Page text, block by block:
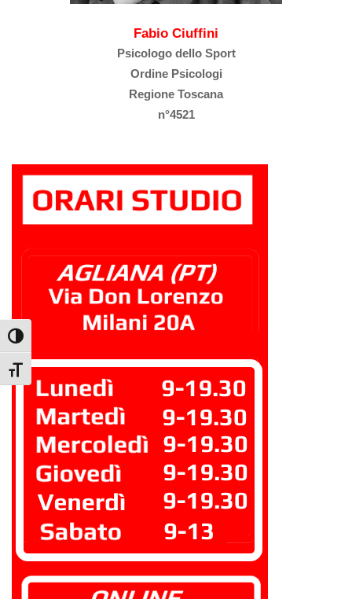
Attiva/disattiva alto contrasto
Attiva/disattiva dimensione testo
Fabio Ciuffini
Psicologo dello Sport
Ordine Psicologi
Regione Toscana
n°4521